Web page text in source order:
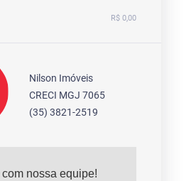
R$ 0,00
Nilson Imóveis
CRECI MGJ 7065
(35) 3821-2519
com nossa equipe!